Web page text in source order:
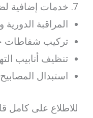
7. خدمات إضافية لضمان راحة بالك
المراقبة
تركيب شفاطات
تنظيف أنابيب
استبدال
للاطلاع على كامل